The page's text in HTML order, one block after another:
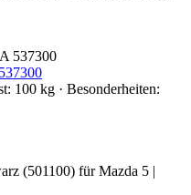
100 kg · Besonderheiten: